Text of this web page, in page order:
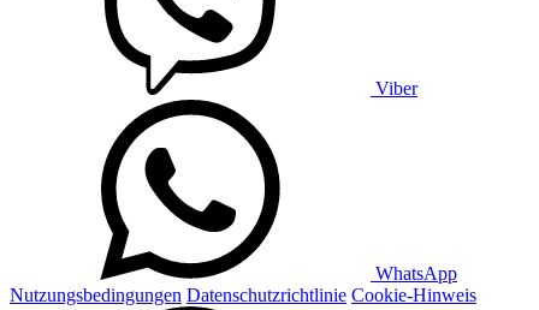
Viber
WhatsApp
Nutzungsbedingungen Datenschutzrichtlinie Cookie-Hinweis